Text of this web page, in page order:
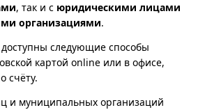
, так и с юридическими лицами
организациями.
следующие способы
картой online или в офисе,
счёту.
и муниципальных организаций